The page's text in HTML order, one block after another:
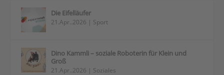
Die Eifelläufer
21.Apr..2026 | Sport
Dino Kammli – soziale Roboterin für Klein und
Groß
21.Apr..2026 | Soziales